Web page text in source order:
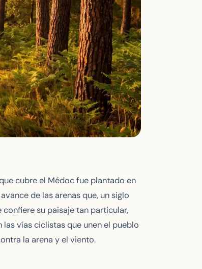
cubre el Médoc fue plantado en
de las arenas que, un siglo
su paisaje tan particular,
vías ciclistas que unen el pueblo
la arena y el viento.